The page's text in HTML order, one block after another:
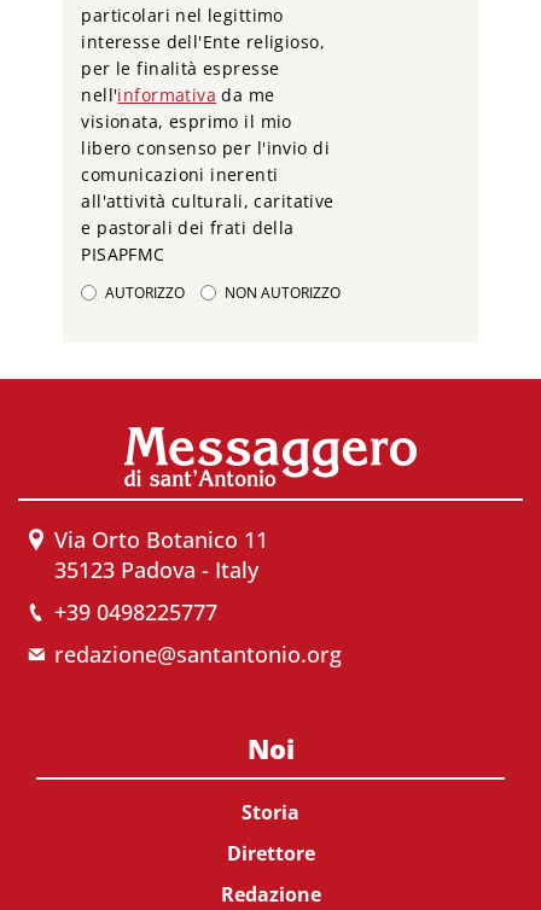
particolari nel legittimo
interesse dell'Ente religioso,
per le finalità espresse
nell'informativa da me
visionata, esprimo il mio
libero consenso per l'invio di
comunicazioni inerenti
all'attività culturali, caritative
e pastorali dei frati della
PISAPFMC
AUTORIZZO NON AUTORIZZO
Via Orto Botanico 11
35123 Padova - Italy
+39 0498225777
redazione@santantonio.org
Noi
Storia
Direttore
Redazione